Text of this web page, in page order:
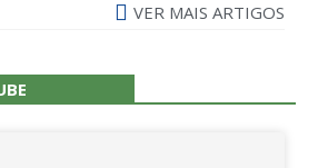
VER MAIS ARTIGOS